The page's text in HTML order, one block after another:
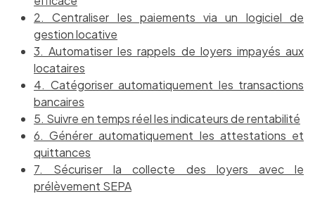
2. Centraliser les paiements via un logiciel de
gestion locative
3. Automatiser les rappels de loyers impayés aux
locataires
4. Catégoriser automatiquement les transactions
bancaires
5. Suivre en temps réel les indicateurs de rentabilité
6. Générer automatiquement les attestations et
quittances
7. Sécuriser la collecte des loyers avec le
prélèvement SEPA